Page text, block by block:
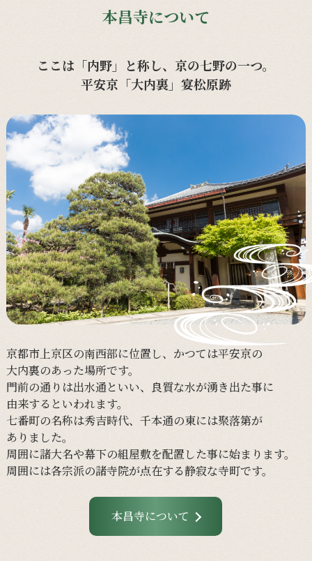
本昌寺について
ここは「内野」と称し、京の七野の一つ。
平安京「大内裏」宴松原跡
京都市上京区の南西部に位置し、 かつては平安京の
大内裏のあった場所です。
門前の通りは出水通といい、 良質な水が湧き出た事に
由来するといわれます。
七番町の名称は秀吉時代、 千本通の東には聚落第が
ありました。
周囲に諸大名や幕下の組屋敷を配置した事に始まります。
周囲には各宗派の諸寺院が点在する静寂な寺町です。
本昌寺について